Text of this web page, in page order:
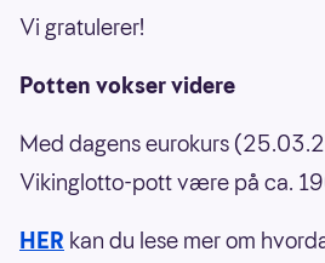
Vi gratulerer!
Potten vokser videre
Med dagens eurokurs
Vikinglotto-pott være på ca.
HER kan du lese mer om